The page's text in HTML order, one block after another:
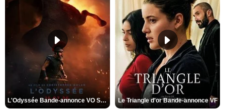
L'Odyssée Bande-annonce VO STFR Le Triangle d'or Bande-annonce VF